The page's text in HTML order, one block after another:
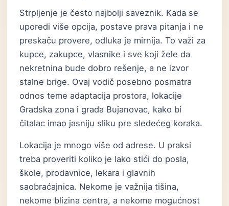
Strpljenje je često najbolji saveznik. Kada se
uporedi više opcija, postave prava pitanja i ne
preskaču provere, odluka je mirnija. To važi za
kupce, zakupce, vlasnike i sve koji žele da
nekretnina bude dobro rešenje, a ne izvor
stalne brige. Ovaj vodič posebno posmatra
odnos teme adaptacija prostora, lokacije
Gradska zona i grada Bujanovac, kako bi
čitalac imao jasniju sliku pre sledećeg koraka.
Lokacija je mnogo više od adrese. U praksi
treba proveriti koliko je lako stići do posla,
škole, prodavnice, lekara i glavnih
saobraćajnica. Nekome je važnija tišina,
nekome blizina centra, a nekome mogućnost